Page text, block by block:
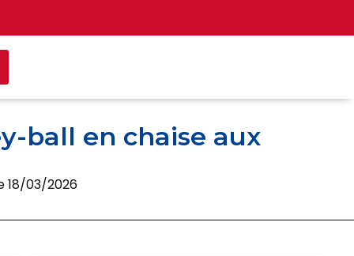
ball en chaise aux
18/03/2026